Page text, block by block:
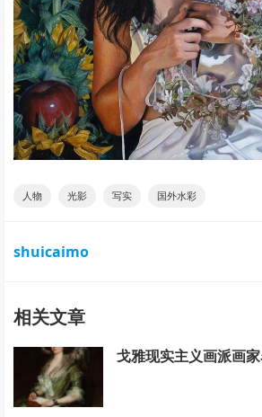
人物 光影 写实 国外水彩
shuicaimo
相关文章
戈雅现实主义画派画